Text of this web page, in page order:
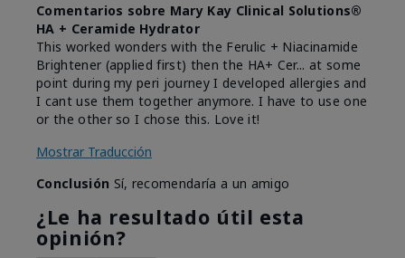
Comentarios sobre Mary Kay Clinical Solutions®
HA + Ceramide Hydrator
This worked wonders with the Ferulic + Niacinamide
Brightener (applied first) then the HA+ Cer... at some
point during my peri journey I developed allergies and
I cant use them together anymore. I have to use one
or the other so I chose this. Love it!
Mostrar Traducción
Conclusión Sí, recomendaría a un amigo
¿Le ha resultado útil esta
opinión?